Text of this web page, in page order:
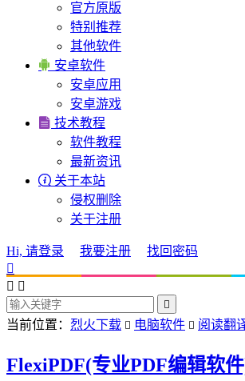
官方原版
特别推荐
其他软件
 安卓软件
安卓应用
安卓游戏
 技术教程
软件教程
最新资讯
 关于本站
侵权删除
关于注册
Hi, 请登录 我要注册
找回密码

 

当前位置： 烈火下载  电脑软件  阅读翻
FlexiPDF(专业PDF编辑软